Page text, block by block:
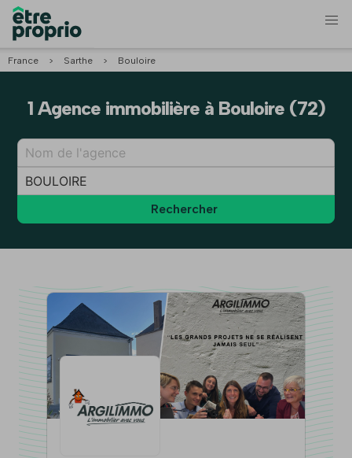
France > Sarthe > Bouloire
1 Agence immobilière à Bouloire (72)
Rechercher